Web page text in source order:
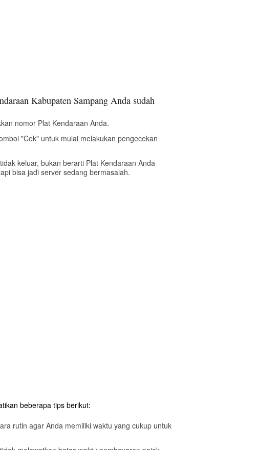
Kabupaten Sampang Anda sudah
nomor Plat Kendaraan Anda.
"Cek" untuk mulai melakukan pengecekan
keluar, bukan berarti Plat Kendaraan Anda
bisa jadi server sedang bermasalah.
beberapa tips berikut:
rutin agar Anda memiliki waktu yang cukup untuk